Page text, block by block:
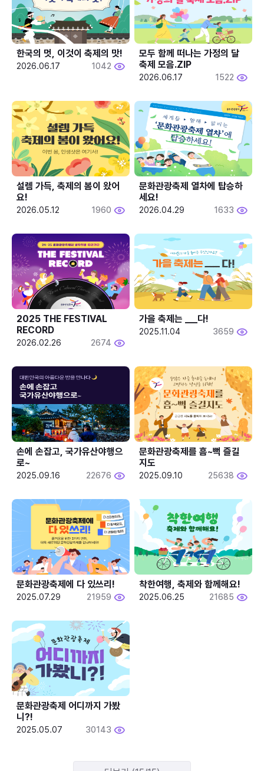
한국의 멋, 이것이 축제의 맛!
2026.06.17 1042
모두 함께 떠나는 가정의 달
축제 모음.ZIP
2026.06.17 1522
설렘 가득, 축제의 봄이 왔어
요!
2026.05.12 1960
문화관광축제 열차에 탑승하
세요!
2026.04.29 1633
2025 THE FESTIVAL
RECORD
2026.02.26 2674
2025.11.04 3659
손에 손잡고, 국가유산야행으
로~
2025.09.16 22676
문화관광축제를 흠~뻑 즐길
지도
2025.09.10 25638
문화관광축제에 다 있쓰리!
2025.07.29 21959
착한여행, 축제와 함께해요!
2025.06.25 21685
문화관광축제 어디까지 가봤
니?!
2025.05.07 30143